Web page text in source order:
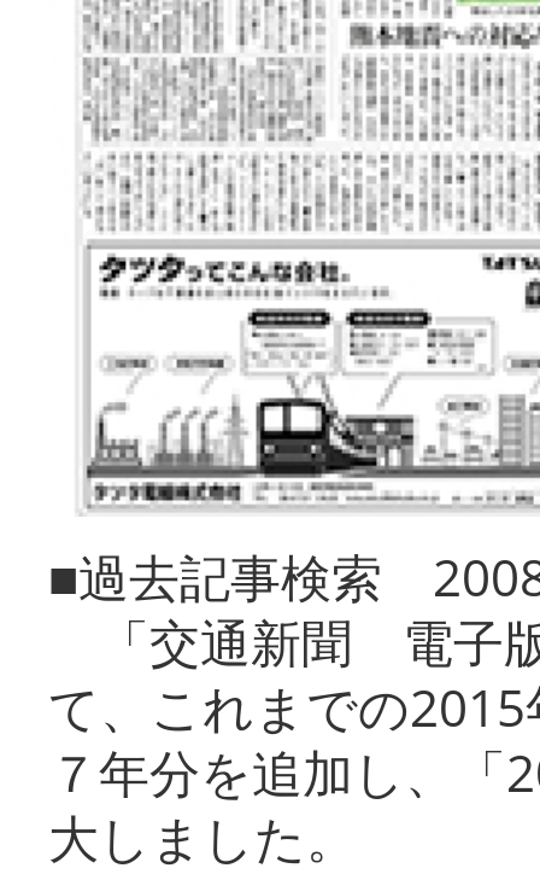
■過去記事検索
「交通新聞 電子
て、これまでの
７年分を追加し、「
大しまし